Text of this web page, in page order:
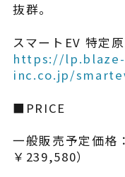
抜群。
スマートEV 特定
https://lp.blaze-
inc.co.jp/
■PRICE
一般販売予定価格
￥239,580）